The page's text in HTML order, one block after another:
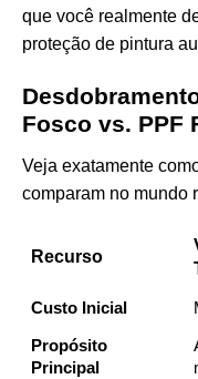
que você realmente
proteção de pintura
Fosco vs. PPF
Veja exatamente
comparam no mundo
Recurso
Custo Inicial
Propósito
Principal